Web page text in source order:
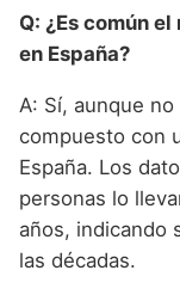
Q: ¿Es común
en España?
A: Sí, aunque
compuesto con
España. Los
personas lo
años, indicando
las décadas.